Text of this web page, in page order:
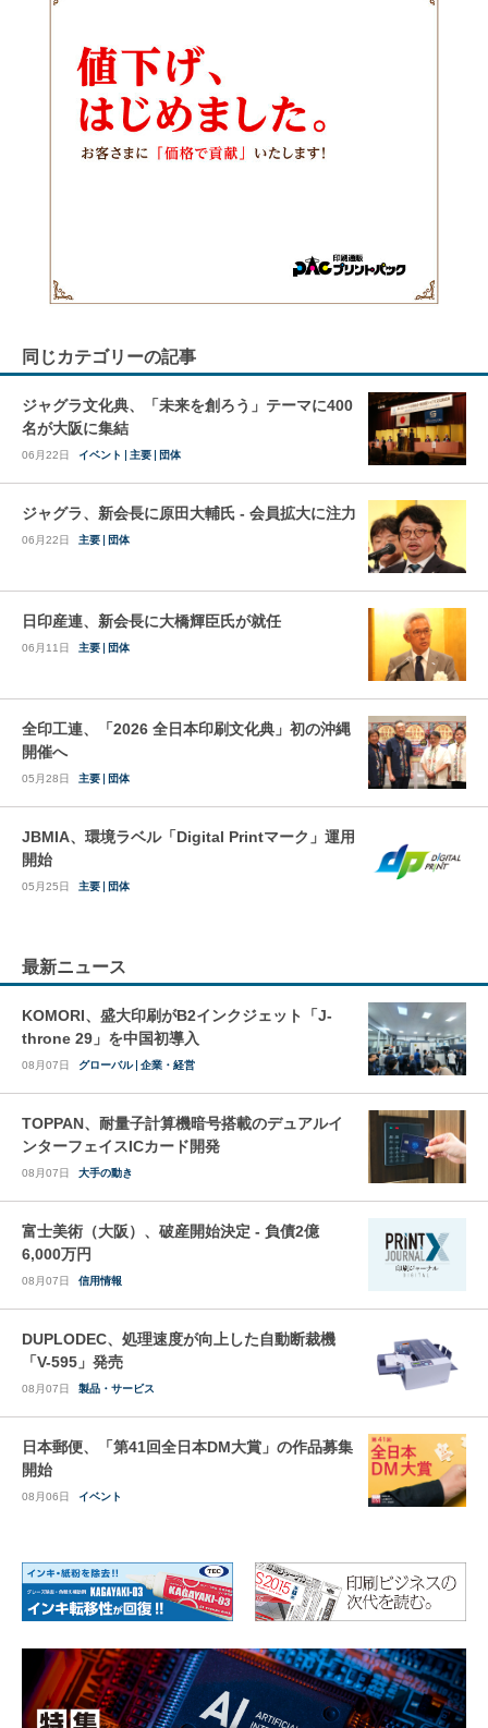
同じカテゴリーの記事
ジャグラ文化典、「未来を創ろう」テーマに400
名が大阪に集結
06月22日 イベント 主要 団体
ジャグラ、新会長に原田大輔氏 - 会員拡大に注力
06月22日 主要 団体
日印産連、新会長に大橋輝臣氏が就任
06月11日 主要 団体
全印工連、「2026 全日本印刷文化典」初の沖縄
開催へ
05月28日 主要 団体
JBMIA、環境ラベル「Digital Printマーク」運用
開始
05月25日 主要 団体
最新ニュース
KOMORI、盛大印刷がB2インクジェット「J-
throne 29」を中国初導入
08月07日 グローバル 企業・経営
TOPPAN、耐量子計算機暗号搭載のデュアルイ
ンターフェイスICカード開発
08月07日 大手の動き
富士美術（大阪）、破産開始決定 - 負債2億
6,000万円
08月07日 信用情報
DUPLODEC、処理速度が向上した自動断裁機
「V-595」発売
08月07日 製品・サービス
日本郵便、「第41回全日本DM大賞」の作品募集
開始
08月06日 イベント